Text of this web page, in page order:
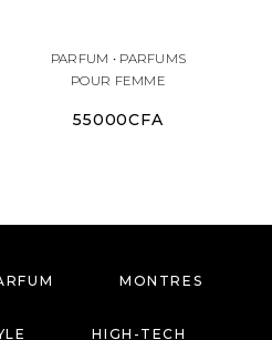
PARFUM • PARFUMS
POUR FEMME
55000CFA
MONTRES
HIGH-TECH